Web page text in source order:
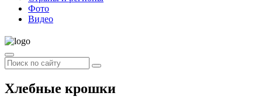
Фото
Видео
Хлебные крошки